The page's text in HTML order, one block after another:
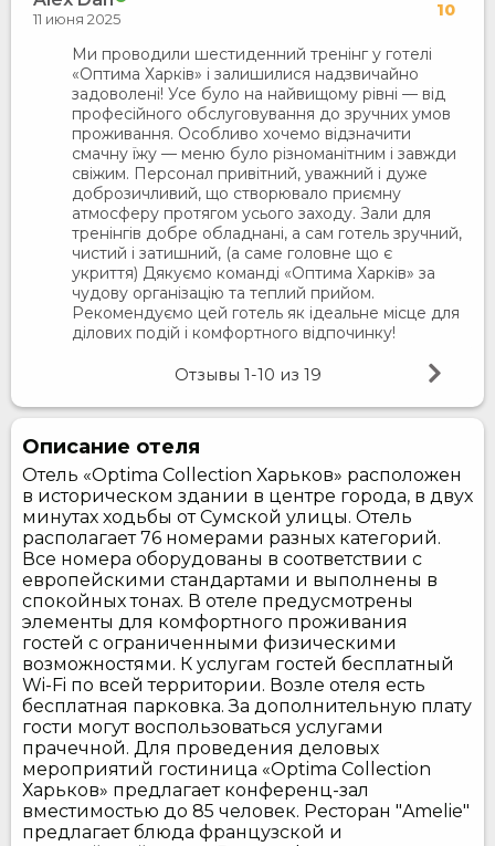
10
11 июня 2025
Ми проводили шестиденний тренінг у готелі
«Оптима Харків» і залишилися надзвичайно
задоволені! Усе було на найвищому рівні — від
професійного обслуговування до зручних умов
проживання. Особливо хочемо відзначити
смачну їжу — меню було різноманітним і завжди
свіжим. Персонал привітний, уважний і дуже
доброзичливий, що створювало приємну
атмосферу протягом усього заходу. Зали для
тренінгів добре обладнані, а сам готель зручний,
чистий і затишний, (а саме головне що є
укриття) Дякуємо команді «Оптима Харків» за
чудову організацію та теплий прийом.
Рекомендуємо цей готель як ідеальне місце для
ділових подій і комфортного відпочинку!
Отзывы 1-10 из 19
Описание отеля
Отель «Optima Collection Харьков» расположен
в историческом здании в центре города, в двух
минутах ходьбы от Сумской улицы. Отель
располагает 76 номерами разных категорий.
Все номера оборудованы в соответствии с
европейскими стандартами и выполнены в
спокойных тонах. В отеле предусмотрены
элементы для комфортного проживания
гостей с ограниченными физическими
возможностями. К услугам гостей бесплатный
Wi-Fi по всей территории. Возле отеля есть
бесплатная парковка. За дополнительную плату
гости могут воспользоваться услугами
прачечной. Для проведения деловых
мероприятий гостиница «Optima Collection
Харьков» предлагает конференц-зал
вместимостью до 85 человек. Ресторан "Amelie"
предлагает блюда французской и